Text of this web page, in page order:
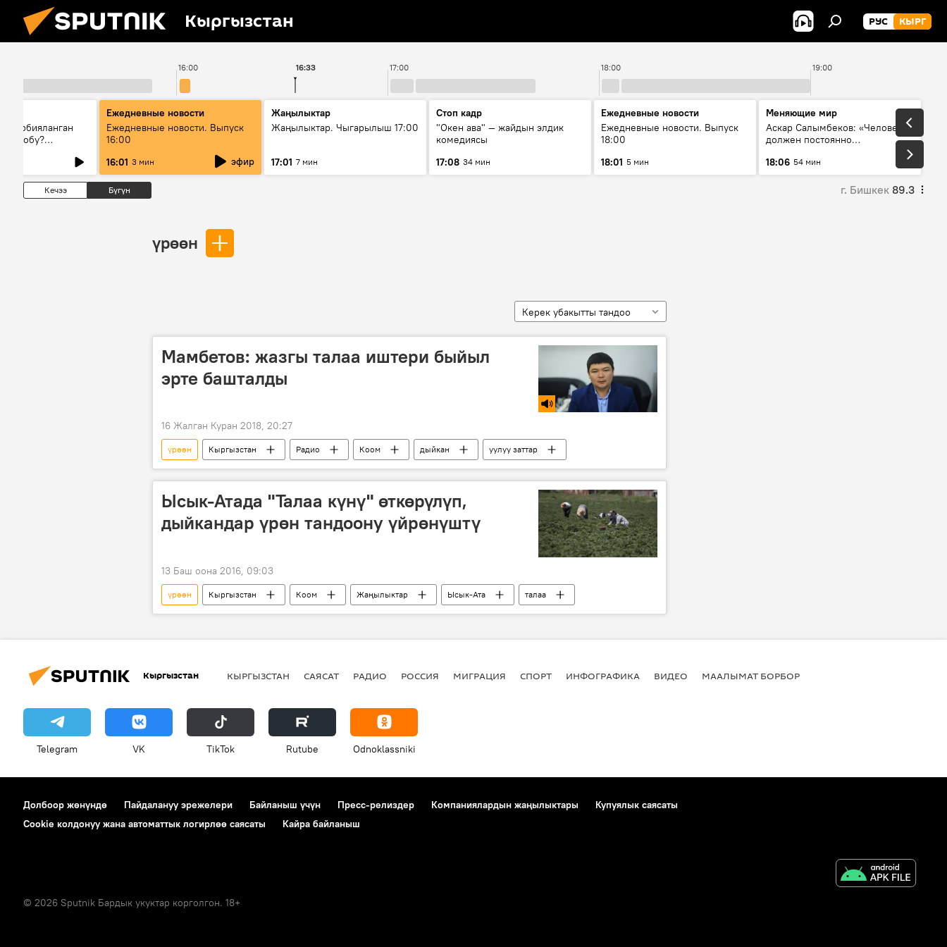
Кыргызстан РУС КЫРГ
16:00 17:00 18:00 19:00
16:33
тарбияланган
болобу?
Ежедневные новости
Ежедневные новости. Выпуск
16:00
16:01 3 мин эфир
Жаңылыктар
Жаңылыктар. Чыгарылыш 17:00
17:01 7 мин
Стоп кадр
"Окен ава" — жайдын элдик
комедиясы
17:08 34 мин
Ежедневные новости
Ежедневные новости. Выпуск
18:00
18:01 5 мин
Меняющие мир
Аскар Салымбеков: «Человек
должен постоянно
18:06 54 мин
Кечээ Бүгүн г. Бишкек 89.3
үрөөн
Керек убакытты тандоо
Мамбетов: жазгы талаа иштери быйыл
эрте башталды
16 Жалган Куран 2018, 20:27
үрөөн Кыргызстан Радио Коом дыйкан уулуу заттар
Ысык-Атада "Талаа күнү" өткөрүлүп,
дыйкандар үрөн тандоону үйрөнүштү
13 Баш оона 2016, 09:03
үрөөн Кыргызстан Коом Жаңылыктар Ысык-Ата талаа
Кыргызстан КЫРГЫЗСТАН САЯСАТ РАДИО РОССИЯ МИГРАЦИЯ СПОРТ ИНФОГРАФИКА ВИДЕО МААЛЫМАТ БОРБОР
Telegram VK ТikТоk Rutube Odnoklassniki
Долбоор жөнүндө Пайдалануу эрежелери Байланыш үчүн Пресс-релиздер Компаниялардын жаңылыктары
Купуялык саясаты
Cookie колдонуу жана автоматтык логирлөө саясаты
Кайра байланыш
© 2026 Sputnik Бардык укуктар корголгон. 18+